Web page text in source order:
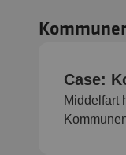
Kommuner
Case:
Middelfart